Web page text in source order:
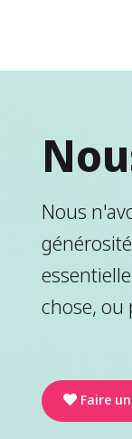
Nous
chose, ou
Faire